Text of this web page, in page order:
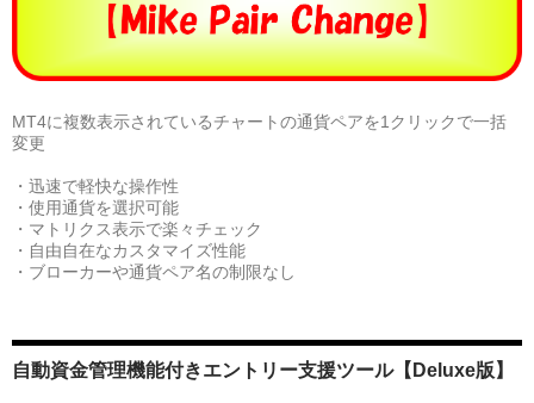
MT4に複数表示されているチャートの通貨ペアを1クリックで一括
変更
・迅速で軽快な操作性
・使用通貨を選択可能
・マトリクス表示で楽々チェック
・自由自在なカスタマイズ性能
・ブローカーや通貨ペア名の制限なし
自動資金管理機能付きエントリー支援ツール【Deluxe版】